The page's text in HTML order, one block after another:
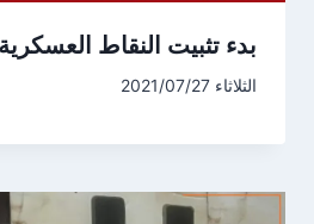
بدء تثبيت النقاط
الثلاثاء 2021/07/27